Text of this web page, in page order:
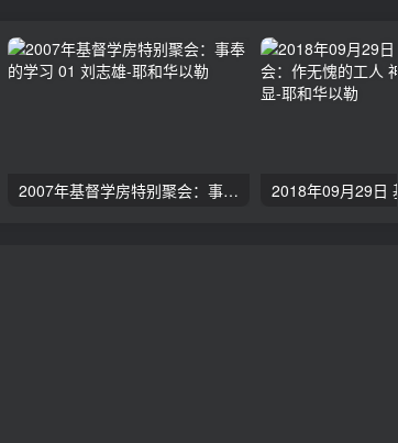
2007年基督学房特别聚会：事奉的学习 01 刘志雄